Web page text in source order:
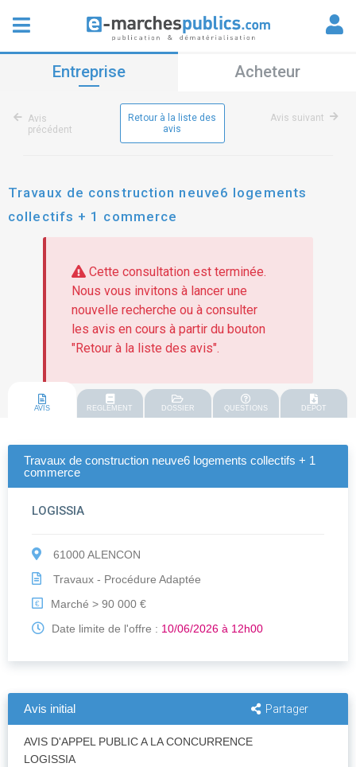
Entreprise Acheteur
Avis
précédent
Retour à la liste des
avis
Avis suivant
Travaux de construction neuve6 logements
collectifs + 1 commerce
Cette consultation est terminée.
Nous vous invitons à lancer une
nouvelle recherche ou à consulter
les avis en cours à partir du bouton
"Retour à la liste des avis".
AVIS REGLEMENT DOSSIER QUESTIONS DEPOT
Travaux de construction neuve6 logements collectifs + 1
commerce
LOGISSIA
61000 ALENCON
Travaux - Procédure Adaptée
€
Marché > 90 000 €
Date limite de l'offre : 10/06/2026 à 12h00
Avis initial Partager
AVIS D'APPEL PUBLIC A LA CONCURRENCE
LOGISSIA